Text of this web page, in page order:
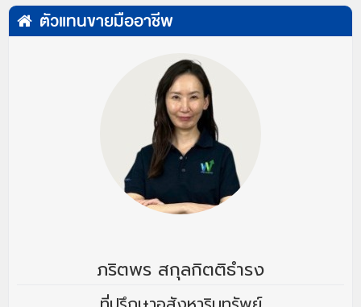
ตัวแทนขายมืออาชีพ
ภริตพร สกุลกิตติธำรง